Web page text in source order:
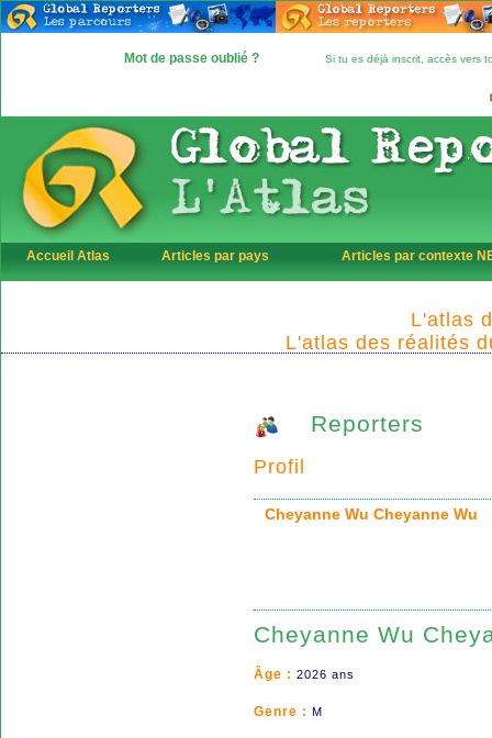
Mot de passe oublié ? Si tu es déjà inscrit, accès vers
Accueil Atlas Articles par pays Articles par contexte
L'atlas
L'atlas des réalités
Reporters
Profil
Cheyanne Wu Cheyanne
Cheyanne Wu
Âge : 2026 ans
Genre : M